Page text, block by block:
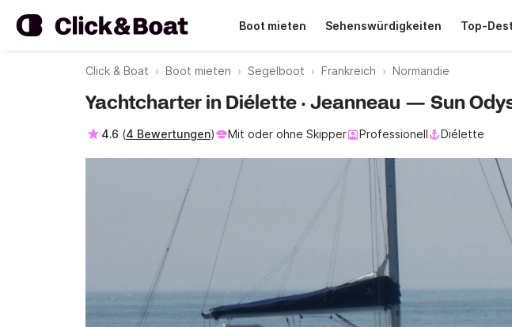
Boot mieten Sehenswürdigkeiten Top-
Click & Boat Boot mieten Segelboot Frankreich Normandie
Yachtcharter in Diélette · Jeanneau — Sun
4.6 (4 Bewertungen) Mit oder ohne Skipper Professionell Diélette